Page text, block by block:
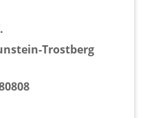
Trostberg